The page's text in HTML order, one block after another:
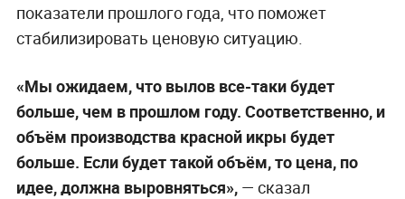
показатели прошлого года, что поможет
стабилизировать ценовую ситуацию.
«Мы ожидаем, что вылов все-таки будет
больше, чем в прошлом году. Соответственно, и
объём производства красной икры будет
больше. Если будет такой объём, то цена, по
идее, должна выровняться»,— сказал